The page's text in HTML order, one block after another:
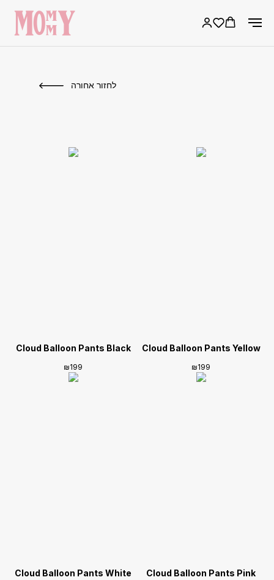
לחזור אחורה
Cloud Balloon Pants Black
₪199
Cloud Balloon Pants Yellow
₪199
Cloud Balloon Pants White Cloud Balloon Pants Pink